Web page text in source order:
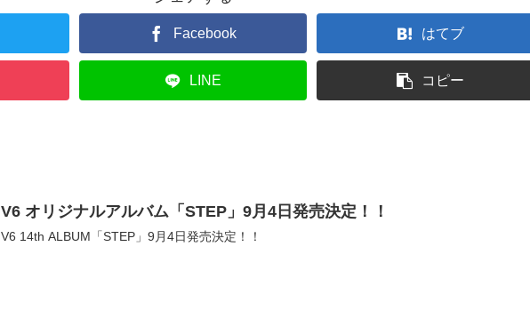
Facebook はてブ
LINE コピー
V6 オリジナルアルバム「STEP」9月4日発売決定！！
V6 14th ALBUM「STEP」9月4日発売決定！！